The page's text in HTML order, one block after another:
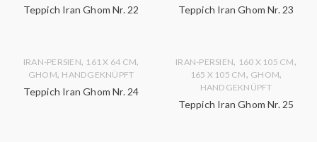
Teppich Iran Ghom Nr. 22 Teppich Iran Ghom Nr. 23
IRAN-PERSIEN, 161 X 64 CM,
GHOM, HANDGEKNÜPFT
Teppich Iran Ghom Nr. 24
IRAN-PERSIEN, 160 X 105 CM,
165 X 105 CM, GHOM,
HANDGEKNÜPFT
Teppich Iran Ghom Nr. 25